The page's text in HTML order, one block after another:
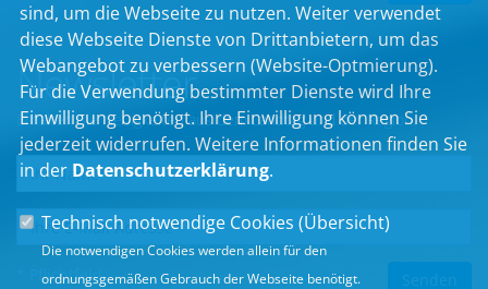
Newsletter
Erhalten Sie Neuigkeiten aus dem Landtag und der Region.
* Pflichtfeld
sind, um die Webseite zu nutzen. Weiter verwendet
diese Webseite Dienste von Drittanbietern, um das
Webangebot zu verbessern (Website-Optmierung).
Für die Verwendung bestimmter Dienste wird Ihre
Einwilligung benötigt. Ihre Einwilligung können Sie
jederzeit widerrufen. Weitere Informationen finden Sie
in der Datenschutzerklärung.
Technisch notwendige Cookies (Übersicht)
Die notwendigen Cookies werden allein für den
ordnungsgemäßen Gebrauch der Webseite benötigt.